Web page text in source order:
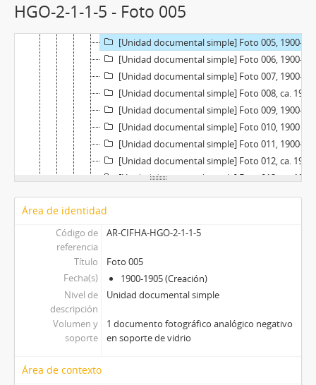
HGO-2-1-1-5 - Foto 005[Unidad documental simple] Foto 003, 1900-1905
[Unidad documental simple] Foto 005, 1900-1905
[Unidad documental simple] Foto 006, 1900-1905
[Unidad documental simple] Foto 007, 1900-1905
[Unidad documental simple] Foto 008, ca. 1901
[Unidad documental simple] Foto 009, 1900-1905
[Unidad documental simple] Foto 010, 1900
[Unidad documental simple] Foto 011, 1900-1905
[Unidad documental simple] Foto 012, ca. 1901
[Unidad documental simple] Foto 013, ca. 1903
[Unidad documental simple] Foto 014, ca. 1901
[Unidad documental simple] Foto 016, 1900-1905
[Unidad documental simple] Foto 018
[Unidad documental simple] Foto 019, 1900-1905
[Unidad documental simple] Foto 020, 1900-1905
[Unidad documental simple] Foto 022, 1900-1905
[Unidad documental simple] Foto 023, 1900-1905
Área de identidad
Código de
referencia
AR-CIFHA-HGO-2-1-1-5
Título
Foto 005
Fecha(s)
1900-1905 (Creación)
Nivel de
descripción
Unidad documental simple
Volumen y
soporte
1 documento fotográfico analógico negativo
en soporte de vidrio
Área de contexto